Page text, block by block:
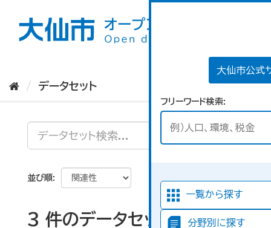
大仙市公式
フリーワード検索
一覧から探す
分野別に探す
データセット
並び順
3 件のデータセットが見つか